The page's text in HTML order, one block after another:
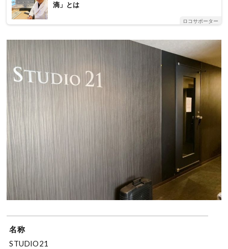
滴」とは
ロコサポーター
名称
STUDIO21